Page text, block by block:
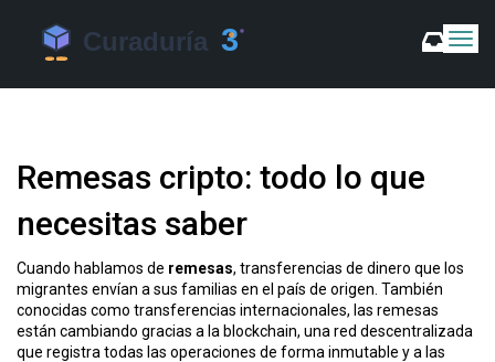
C
m
o
N
Remesas cripto: todo lo que
necesitas saber
Cuando hablamos de remesas, transferencias de dinero que los
migrantes envían a sus familias en el país de origen . También
conocidas como transferencias internacionales, las remesas
están cambiando gracias a la blockchain, una red descentralizada
que registra todas las operaciones de forma inmutable y a las